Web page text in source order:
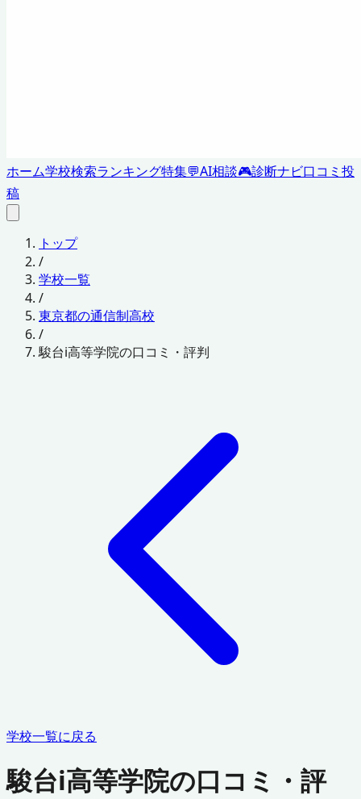
ホーム学校検索ランキング特集💬AI相談🎮診断ナビ口コミ投
稿
トップ
/
学校一覧
/
東京都の通信制高校
/
駿台i高等学院の口コミ・評判
学校一覧に戻る
駿台i高等学院の口コミ・評